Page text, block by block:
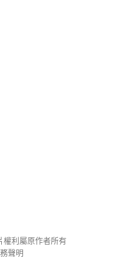
權利屬原作者所有
聲明